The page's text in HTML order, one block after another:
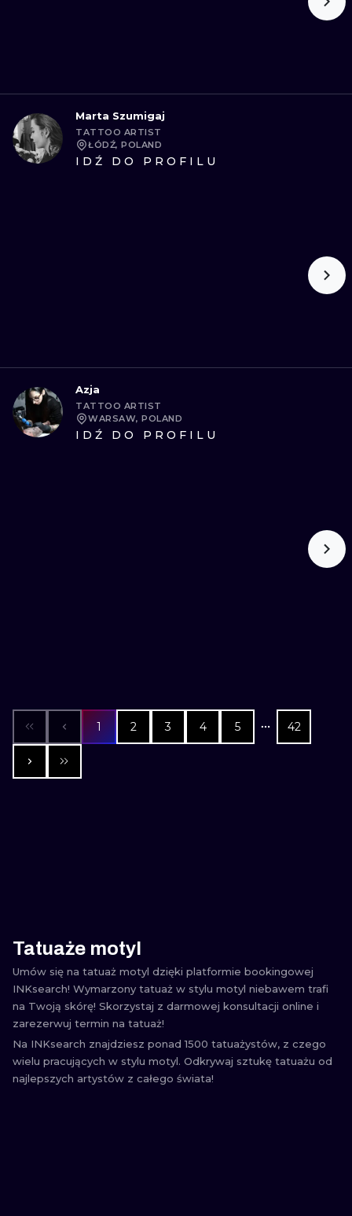
Marta Szumigaj
TATTOO ARTIST
ŁÓDŹ, POLAND
IDŹ DO PROFILU
Azja
TATTOO ARTIST
WARSAW, POLAND
IDŹ DO PROFILU
1 2 3 4 5 42
Tatuaże motyl
Umów się na tatuaż motyl dzięki platformie bookingowej
INKsearch! Wymarzony tatuaż w stylu motyl niebawem trafi
na Twoją skórę! Skorzystaj z darmowej konsultacji online i
zarezerwuj termin na tatuaż!
Na INKsearch znajdziesz ponad 1500 tatuażystów, z czego
wielu pracujących w stylu motyl. Odkrywaj sztukę tatuażu od
najlepszych artystów z całego świata!